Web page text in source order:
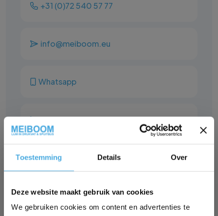
Toestemming Details Over
Deze website maakt gebruik van cookies
We gebruiken cookies om content en advertenties te
+31 (0)72 540 57 77
info@meiboom.eu
Whatsapp
Formulier
Veel gestelde vragen